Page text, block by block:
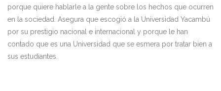
porque quiere hablarle a la gente sobre los hechos que ocurren
en la sociedad. Asegura que escogió a la Universidad Yacambú
por su prestigio nacional e internacional y porque le han
contado que es una Universidad que se esmera por tratar bien a
sus estudiantes.